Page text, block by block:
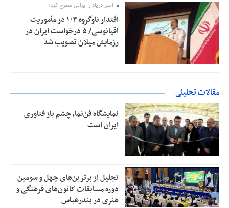
امیر دریادار ایرانی مطرح کرد؛
اقتدار ناوگروه ۱۰۳ در مأموریت‌
اقیانوسی/ ۵ درخواست ایران در
رزمایش میلان تصویب شد
مقالات تحلیلی
نمایشگاه فن‌نما، چشم باز فناوری
ایران است
تجلیل از بر‌ترین‌های چهل و سومین
دوره مسابقات کانون‌های فرهنگی و
هنری در بندرعباس